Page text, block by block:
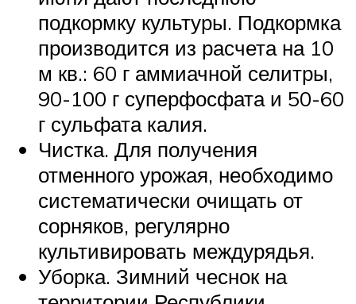
подкормку культуры. Подкормка
производится из расчета на 10
м кв.: 60 г аммиачной селитры,
90-100 г суперфосфата и 50-60
г сульфата калия.
Чистка. Для получения
отменного урожая, необходимо
систематически очищать от
сорняков, регулярно
культивировать междурядья.
Уборка. Зимний чеснок на